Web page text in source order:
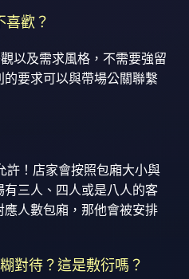
喜歡？
以及需求風格，不需要強留
要求可以與帶場公關聯繫
許！店家會按照包廂大小與
三人、四人或是八人的客
人數包廂，那他會被安排
對待？這是敷衍嗎？